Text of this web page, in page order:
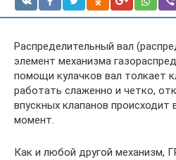
Распределительный вал
элемент механизма
помощи кулачков вал толкает
работать слаженно и четко,
впускных клапанов
момент.
Как и любой другой механизм,